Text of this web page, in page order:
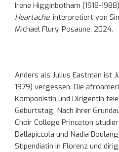
Irene Higginbotham (1918-
Heartache, interpretiert von
Michael Flury, Posaune, 2024.
Anders als Julius Eastman ist
1979) vergessen. Die
Komponistin und Dirigentin
Geburtstag. Nach ihrer
Choir College Princeton
Dallapiccola und Nadia
Stipendiatin in Florenz und